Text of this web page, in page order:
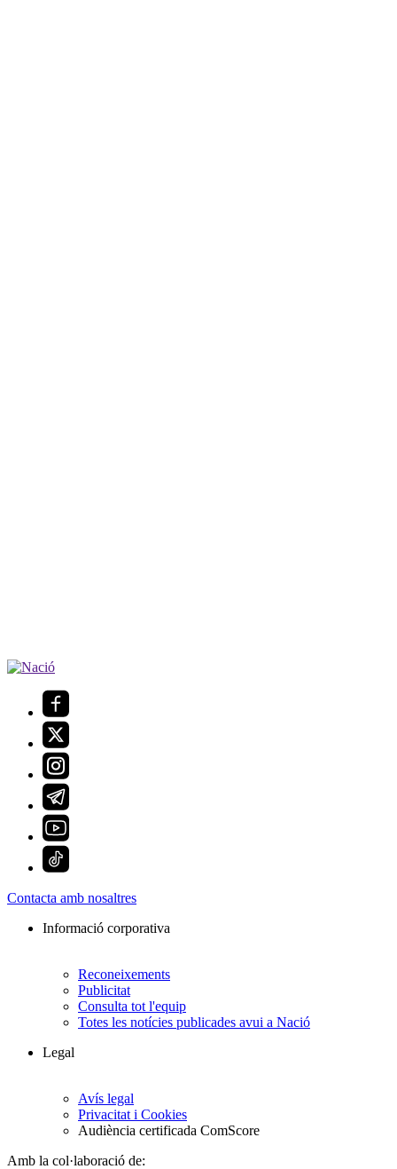
Contacta amb nosaltres
Informació corporativa
Reconeixements
Publicitat
Consulta tot l'equip
Totes les notícies publicades avui a Nació
Legal
Avís legal
Privacitat i Cookies
Audiència certificada ComScore
Amb la col·laboració de: